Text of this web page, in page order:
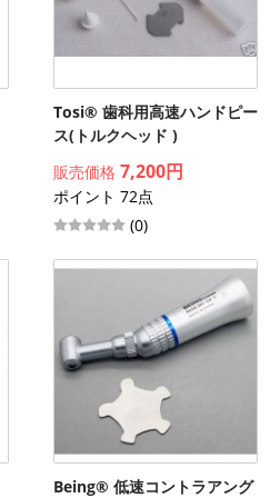
Tosi® 歯科用高速ハンドピー
ス(トルクヘッド )
販売価格 7,200円
ポイント 72点
(0)
Being® 低速コントラアング